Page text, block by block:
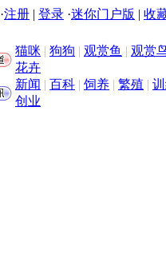
·注册 | 登录 ·迷你门户版 | 收
猫咪 | 狗狗 | 观赏鱼 | 观赏
花卉
新闻 | 百科 | 饲养 | 繁殖 |
创业